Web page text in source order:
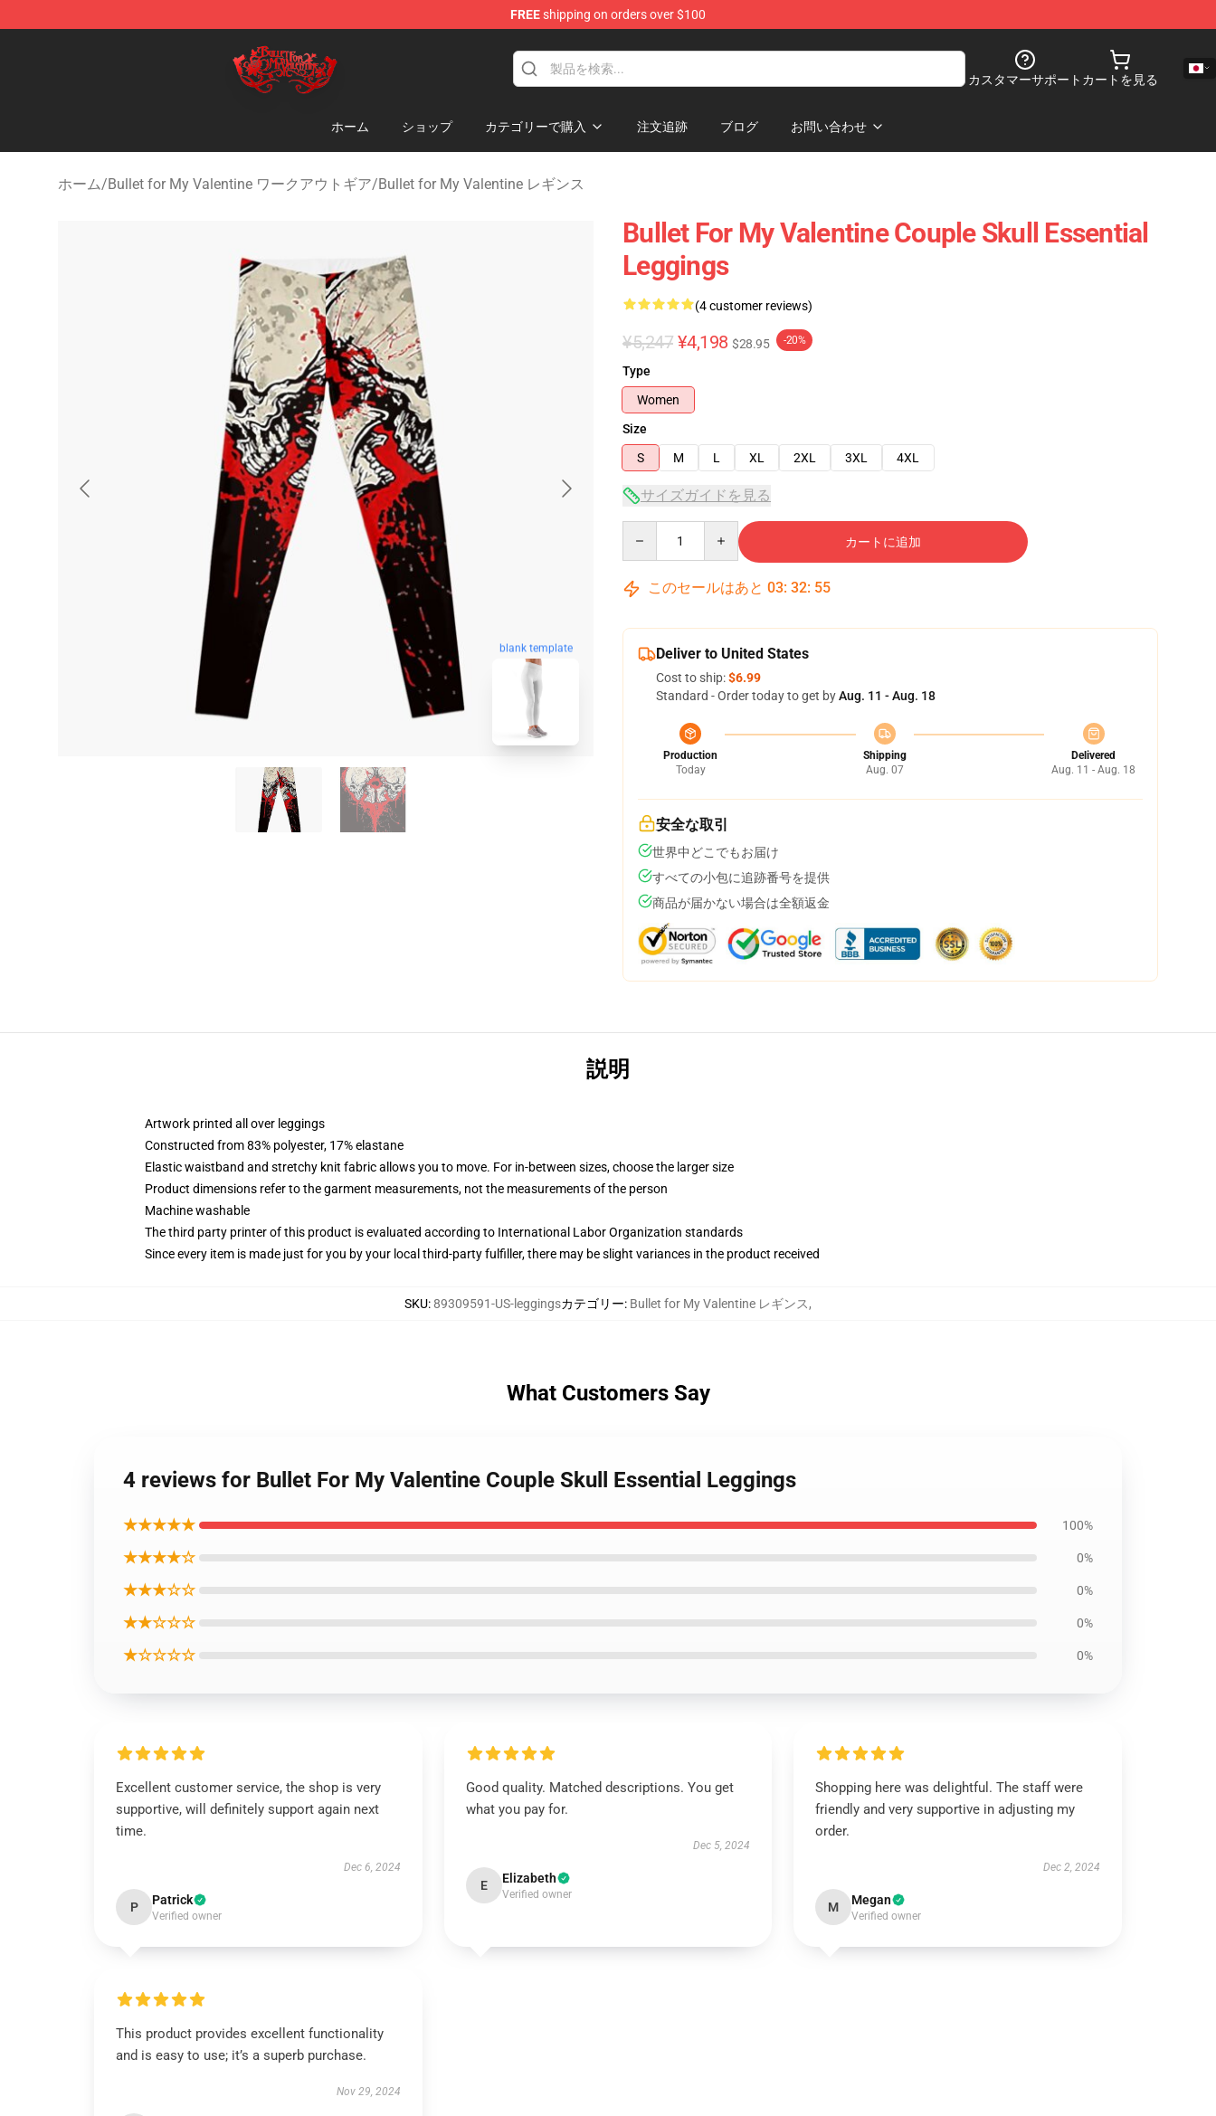
FREEshipping on orders over $100
Bullet for My Valentine Store - Official Bullet for My Valentine Merchandise Shop
カスタマーサポート カートを見る
ホーム ショップ カテゴリーで購入 注文追跡 ブログ お問い合わせ
ホーム/Bullet for My Valentine ワークアウトギア/Bullet for My Valentine レギンス
blank template
Bullet For My Valentine Couple Skull Essential
Leggings
(4 customer reviews)
¥5,247 ¥4,198 $28.95 -20%
Type
Women
Size
S
M L XL 2XL 3XL 4XL
サイズガイドを見る
カートに追加
このセールはあと 03: 32: 54
Deliver to United States
Cost to ship:$6.99
Standard - Order today to get byAug. 11 - Aug. 18
Production
Today
Shipping
Aug. 07
Delivered
Aug. 11 - Aug. 18
安全な取引
世界中どこでもお届け
すべての小包に追跡番号を提供
商品が届かない場合は全額返金
説明
Artwork printed all over leggings
Constructed from 83% polyester, 17% elastane
Elastic waistband and stretchy knit fabric allows you to move. For in-between sizes, choose the larger size
Product dimensions refer to the garment measurements, not the measurements of the person
Machine washable
The third party printer of this product is evaluated according to International Labor Organization standards
Since every item is made just for you by your local third-party fulfiller, there may be slight variances in the product received
SKU:89309591-US-leggingsカテゴリー: Bullet for My Valentine レギンス,
What Customers Say
4 reviews for Bullet For My Valentine Couple Skull Essential Leggings
★★★★★ 100%
★★★★☆ 0%
★★★☆☆ 0%
★★☆☆☆ 0%
★☆☆☆☆ 0%
Excellent customer service, the shop is very
supportive, will definitely support again next
time.
Dec 6, 2024
P Patrick
Verified owner
Good quality. Matched descriptions. You get
what you pay for.
Dec 5, 2024
E Elizabeth
Verified owner
Shopping here was delightful. The staff were
friendly and very supportive in adjusting my
order.
Dec 2, 2024
M Megan
Verified owner
This product provides excellent functionality
and is easy to use; it’s a superb purchase.
Nov 29, 2024